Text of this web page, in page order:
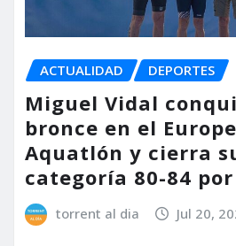
ACTUALIDAD DEPORTES
Miguel Vidal
bronce en el
Aquatlón y cierra
categoría 80-84
torrent al dia Jul 20,